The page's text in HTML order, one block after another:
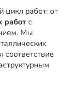
цикл работ: от
работс
Мы